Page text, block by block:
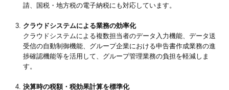
請、国税・地方税の電子納税にも対応しています。
クラウドシステムによる業務の効率化
クラウドシステムによる複数担当者のデータ入力機能、データ送
受信の自動制御機能、グループ企業における申告書作成業務の進
捗確認機能等を活用して、グループ管理業務の負担を軽減しま
す。
決算時の税額・税効果計算を標準化